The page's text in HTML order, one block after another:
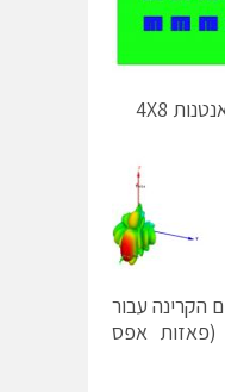
הקרינה עבור
(פאזות אפס